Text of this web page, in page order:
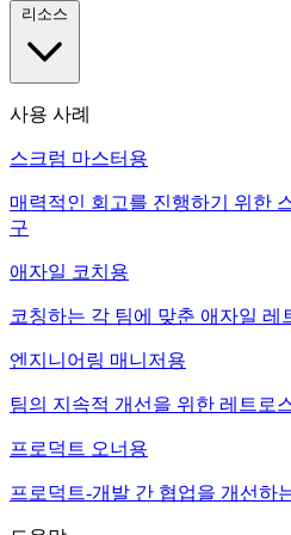
사용 사례
스크럼 마스터용
매력적인 회고를 진행하기 위한
구
애자일 코치용
코칭하는 각 팀에 맞춘 애자일 레
엔지니어링 매니저용
팀의 지속적 개선을 위한 레트로
프로덕트 오너용
프로덕트-개발 간 협업을 개선하